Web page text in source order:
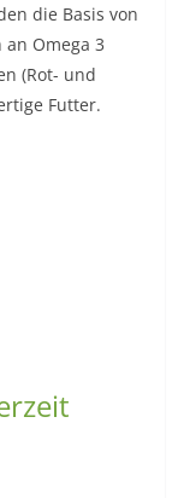
die Basis von
Omega 3
(Rot- und
Futter.